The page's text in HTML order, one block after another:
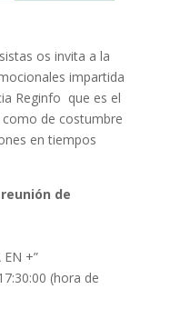
os invita a la
impartida
Reginfo que es el
de costumbre
en tiempos
de
+”
(hora de